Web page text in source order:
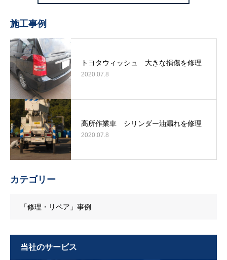
施工事例
トヨタウィッシュ 大きな損傷を修理
2020.07.8
高所作業車 シリンダー油漏れを修理
2020.07.8
カテゴリー
「修理・リペア」事例
当社のサービス